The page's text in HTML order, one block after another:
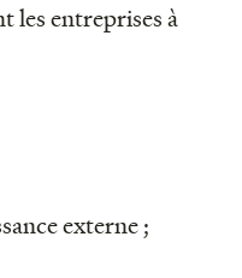
les entreprises à
externe ;